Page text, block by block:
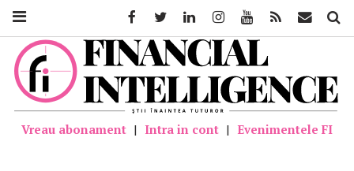
Vreau abonament | Intra in cont | Evenimentele FI
FacebookTwitter LinkedinInstagramYoutube Feed Mail